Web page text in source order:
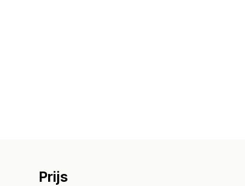
Prijs